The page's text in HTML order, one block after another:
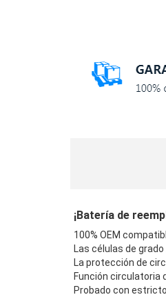
¡Batería de
100% OEM
Las células de
La protección de
Función circulatoria
Probado con